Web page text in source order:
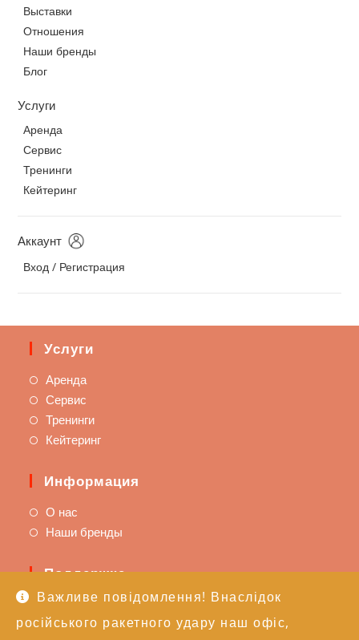
Важливе повідомлення! Внаслідок
російського ракетного удару наш офіс,
Выставки
Отношения
Наши бренды
Блог
Услуги
Аренда
Сервис
Тренинги
Кейтеринг
Аккаунт
Вход / Регистрация
Услуги
Аренда
Сервис
Тренинги
Кейтеринг
Информация
О нас
Наши бренды
Поддержка
Доставка и оплата
Политика возврата